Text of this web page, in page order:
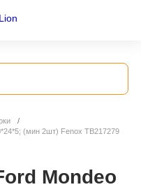
(мин 2шт) Fenox TB217279
Mondeo